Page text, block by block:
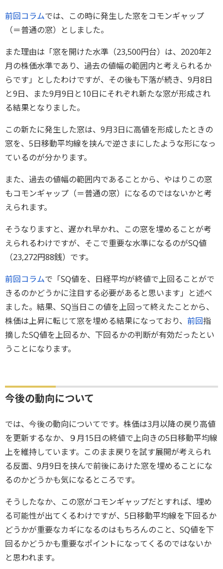
前回コラムでは、この時に発生した窓をコモンギャップ
（＝普通の窓）としました。
また理由は「窓を開けた水準（23,500円台）は、2020年2
月の株価水準であり、過去の値幅の範囲内と考えられるか
らです」としたわけですが、その後も下落が続き、9月8日
と9日、また9月9日と10日にそれぞれ新たな窓が形成され
る結果となりました。
この新たに発生した窓は、9月3日に高値を形成したときの
窓を、5日移動平均線を挟んで逆さまにしたような形になっ
ているのが分かります。
また、過去の値幅の範囲内であることから、やはりこの窓
もコモンギャップ（＝普通の窓）になるのではないかと考
えられます。
そうなりますと、遅かれ早かれ、この窓を埋めることが考
えられるわけですが、そこで重要な水準になるのがSQ値
（23,272円88銭）です。
前回コラムで「SQ値を、日経平均が終値で上回ることがで
きるのかどうかに注目する必要があると思います」と述べ
ました。結果、SQ当日この値を上回って終えたことから、
株価は上昇に転じて窓を埋める結果になっており、 前回指
摘したSQ値を上回るか、下回るかの判断が有効だったとい
うことになります。
今後の動向について
では、今後の動向についてです。株価は3月以降の戻り高値
を更新するなか、９月15日の終値で上向きの5日移動平均線
上を維持しています。このまま戻りを試す展開が考えられ
る反面、9月9日を挟んで前後にあけた窓を埋めることにな
るのかどうかも気になるところです。
そうしたなか、この窓がコモンギャップだとすれば、埋め
る可能性が出てくるわけですが、5日移動平均線を下回るか
どうかが重要なカギになるのはもちろんのこと、SQ値を下
回るかどうかも重要なポイントになってくるのではないか
と思われます。